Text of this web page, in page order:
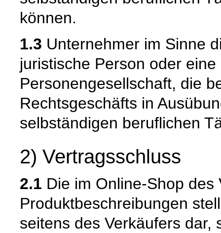
können.
1.3 Unternehmer im Sinne
juristische Person oder
Personengesellschaft, die
Rechtsgeschäfts in
selbständigen beruflichen
2) Vertragsschluss
2.1 Die im Online-Shop
Produktbeschreibungen
seitens des Verkäufers dar,